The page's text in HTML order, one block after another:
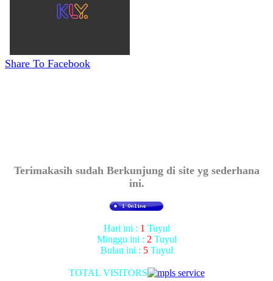
Share To Facebook
Terimakasih sudah Berkunjung di site yg sederhana
ini.
Hari ini : 1 Tuyul
Minggu ini : 2 Tuyul
Bulan ini : 5Tuyul
TOTAL VISITORS